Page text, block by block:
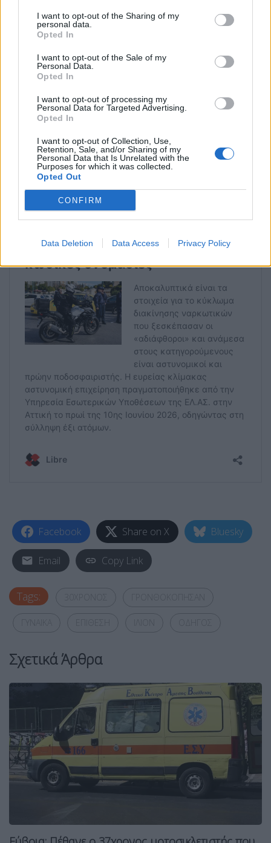
I want to opt-out of the Sharing of my
personal data.
Opted In
I want to opt-out of the Sale of my
Personal Data.
Opted In
I want to opt-out of processing my
Personal Data for Targeted Advertising.
Opted In
I want to opt-out of Collection, Use,
Retention, Sale, and/or Sharing of my
Personal Data that Is Unrelated with the
Purposes for which it was collected.
Opted Out
CONFIRM
Data Deletion Data Access Privacy Policy
γρονθοκόπησε γυναίκα μέσα στο αυτοκίνητό
της στο Ίλιονμετά από διαπληκτισμό για την
Σύμφωνα με πληροφορίες, πρόκειται για έναν
προβλήματα. Ο άνδρας συνελήφθη από
αστυνομικούς του ΑΤ. Ιλίου και, μετά από εντολή
εισαγγελέα, υπεβλήθη σε ψυχιατρική εκτίμηση.
Κατόπιν διατάχθηκε ο εγκλεισμός του στο Δαφνί.
Facebook Share on X Bluesky
Email Copy Link
Tags:
Σχετικά Άρθρα